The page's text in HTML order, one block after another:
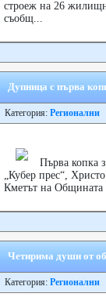
строеж на 26
съобщ...
Дупница с първа
Категория: Регионални
Първа копка
„Кубер прес“,
Кметът на
Четирима души от
Категория: Регионални